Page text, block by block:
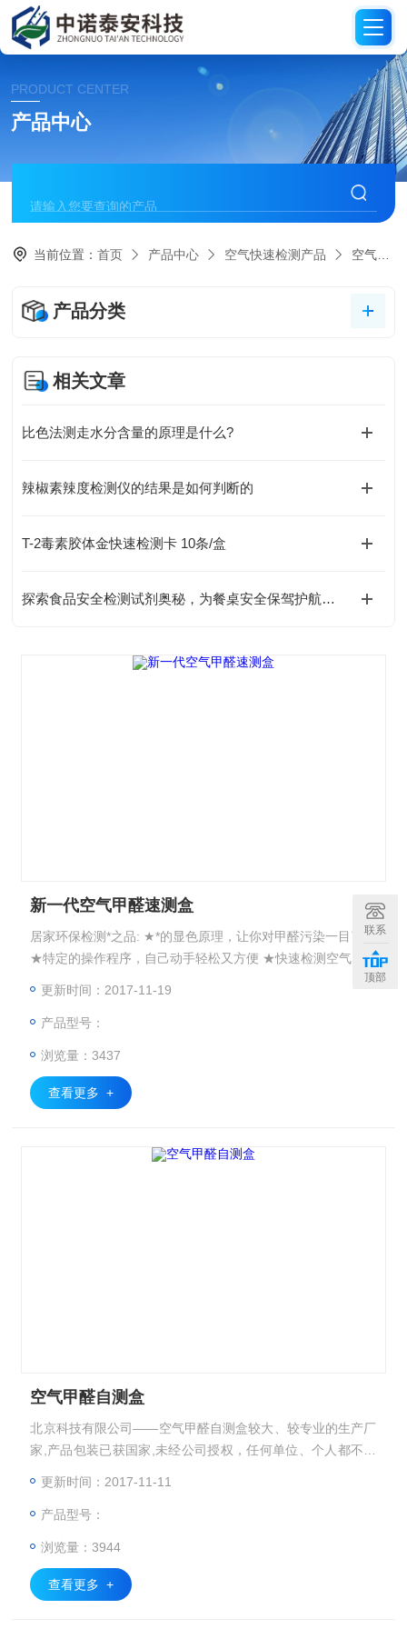
PRODUCT CENTER
产品中心
当前位置：首页 产品中心 空气快速检测产品 空气甲醛自测盒
产品分类
相关文章
比色法测走水分含量的原理是什么?
辣椒素辣度检测仪的结果是如何判断的
T-2毒素胶体金快速检测卡 10条/盒
探索食品安全检测试剂奥秘，为餐桌安全保驾护航新篇章
新一代空气甲醛速测盒
居家环保检测*之品: ★*的显色原理，让你对甲醛污染一目了然
★特定的操作程序，自己动手轻松又方便 ★快速检测空气甲醛
更新时间：2017-11-19
产品型号：
浏览量：3437
查看更多 +
空气甲醛自测盒
北京科技有限公司――空气甲醛自测盒较大、较专业的生产厂
家,产品包装已获国家,未经公司授权，任何单位、个人都不得
冒。长久市场考验，值得信赖。
更新时间：2017-11-11
产品型号：
浏览量：3944
查看更多 +
联系
顶部